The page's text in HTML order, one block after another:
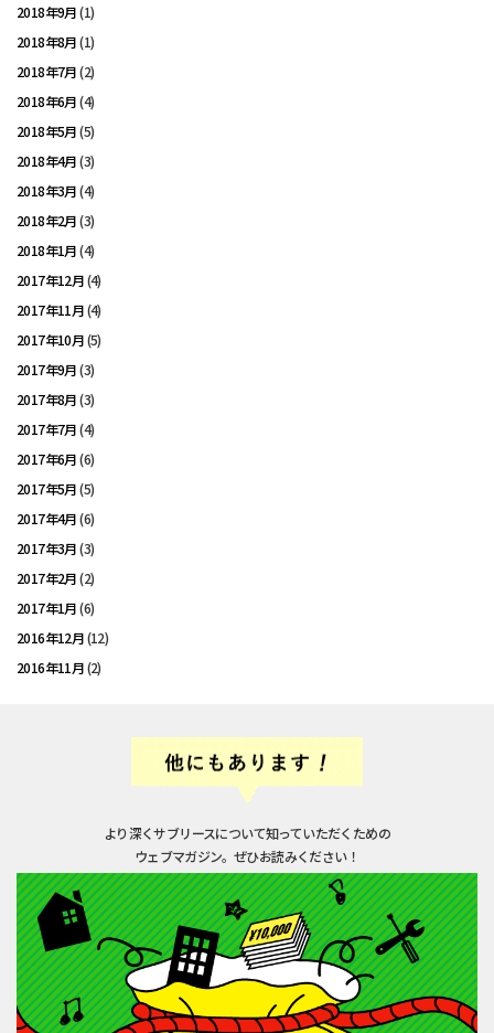
2018年9月(1)
2018年8月(1)
2018年7月(2)
2018年6月(4)
2018年5月(5)
2018年4月(3)
2018年3月(4)
2018年2月(3)
2018年1月(4)
2017年12月(4)
2017年11月(4)
2017年10月(5)
2017年9月(3)
2017年8月(3)
2017年7月(4)
2017年6月(6)
2017年5月(5)
2017年4月(6)
2017年3月(3)
2017年2月(2)
2017年1月(6)
2016年12月(12)
2016年11月(2)
より深くサブリースについて知っていただくための
ウェブマガジン。ぜひお読みください！